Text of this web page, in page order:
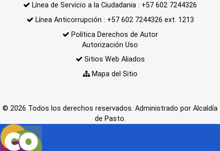
Línea de Servicio a la Ciudadania : +57 602 7244326
Línea Anticorrupción : +57 602 7244326 ext. 1213
Política Derechos de Autor
Autorización Uso
Sitios Web Aliados
Mapa del Sitio
© 2026 Todos los derechos reservados. Administrado por Alcaldía
de Pasto.